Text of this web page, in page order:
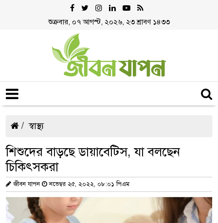
শুক্রবার, ০৭ আগস্ট, ২০২৬, ২৩ শ্রাবণ ১৪৩৩
স্বাস্থ্য
শিশুদের বাড়ছে ডায়াবেটিস, যা বলছেন
চিকিৎসকরা
জীবন যাপন নভেম্বর ২৫, ২০২২, ০৮:০১ পিএম